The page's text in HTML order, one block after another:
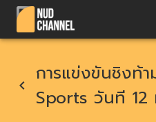
การแข่งขันชิงท้า
Sports วันที 12